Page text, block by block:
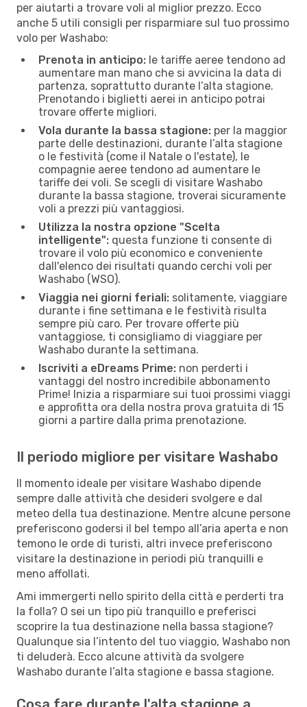
per aiutarti a trovare voli al miglior prezzo. Ecco
anche 5 utili consigli per risparmiare sul tuo prossimo
volo per Washabo:
Prenota in anticipo: le tariffe aeree tendono ad
aumentare man mano che si avvicina la data di
partenza, soprattutto durante l’alta stagione.
Prenotando i biglietti aerei in anticipo potrai
trovare offerte migliori.
Vola durante la bassa stagione: per la maggior
parte delle destinazioni, durante l’alta stagione
o le festività (come il Natale o l'estate), le
compagnie aeree tendono ad aumentare le
tariffe dei voli. Se scegli di visitare Washabo
durante la bassa stagione, troverai sicuramente
voli a prezzi più vantaggiosi.
Utilizza la nostra opzione "Scelta
intelligente": questa funzione ti consente di
trovare il volo più economico e conveniente
dall'elenco dei risultati quando cerchi voli per
Washabo (WSO).
Viaggia nei giorni feriali: solitamente, viaggiare
durante i fine settimana e le festività risulta
sempre più caro. Per trovare offerte più
vantaggiose, ti consigliamo di viaggiare per
Washabo durante la settimana.
Iscriviti a eDreams Prime: non perderti i
vantaggi del nostro incredibile abbonamento
Prime! Inizia a risparmiare sui tuoi prossimi viaggi
e approfitta ora della nostra prova gratuita di 15
giorni a partire dalla prima prenotazione.
Il periodo migliore per visitare Washabo
Il momento ideale per visitare Washabo dipende
sempre dalle attività che desideri svolgere e dal
meteo della tua destinazione. Mentre alcune persone
preferiscono godersi il bel tempo all’aria aperta e non
temono le orde di turisti, altri invece preferiscono
visitare la destinazione in periodi più tranquilli e
meno affollati.
Ami immergerti nello spirito della città e perderti tra
la folla? O sei un tipo più tranquillo e preferisci
scoprire la tua destinazione nella bassa stagione?
Qualunque sia l’intento del tuo viaggio, Washabo non
ti deluderà. Ecco alcune attività da svolgere
Washabo durante l’alta stagione e bassa stagione.